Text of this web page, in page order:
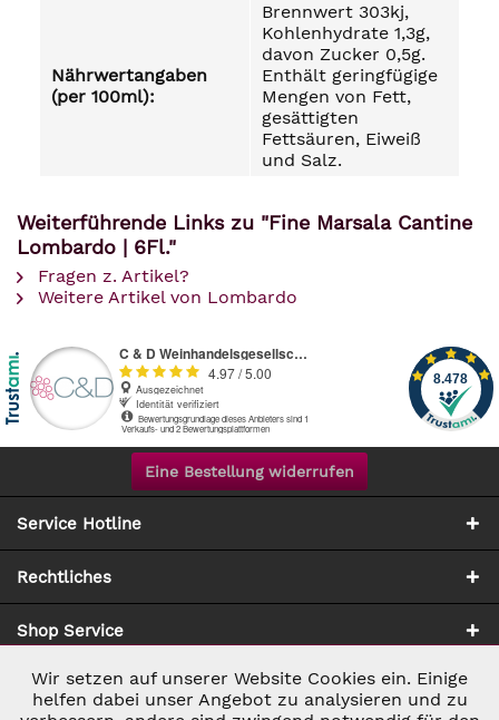
Nährwertangaben
(per 100ml):
Brennwert 303kj,
Kohlenhydrate 1,3g,
davon Zucker 0,5g.
Enthält geringfügige
Mengen von Fett,
gesättigten
Fettsäuren, Eiweiß
und Salz.
Weiterführende Links zu "Fine Marsala Cantine
Lombardo | 6Fl."
Fragen z. Artikel?
Weitere Artikel von Lombardo
Eine Bestellung widerrufen
Service Hotline
Rechtliches
Shop Service
Zahlung & Versand
Notwendig Aktiv
Wir setzen auf unserer Website Cookies ein. Einige
helfen dabei unser Angebot zu analysieren und zu